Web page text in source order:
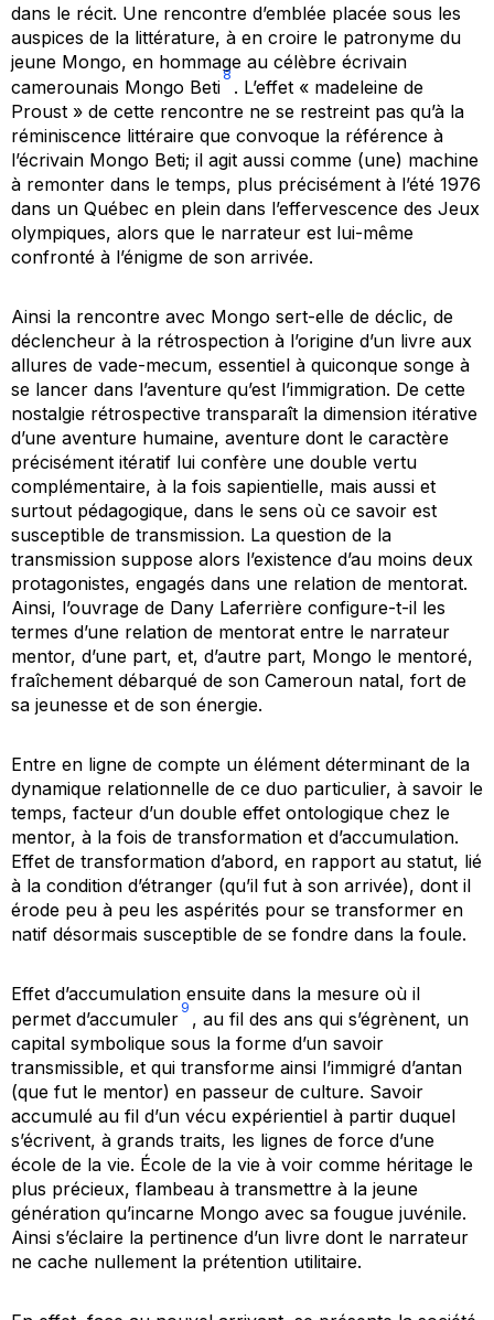
dans le récit. Une rencontre d’emblée placée sous les
auspices de la littérature, à en croire le patronyme du
jeune Mongo, en hommage au célèbre écrivain
camerounais Mongo Beti
8
. L’effet « madeleine de
Proust » de cette rencontre ne se restreint pas qu’à la
réminiscence littéraire que convoque la référence à
l’écrivain Mongo Beti; il agit aussi comme (une) machine
à remonter dans le temps, plus précisément à l’été 1976
dans un Québec en plein dans l’effervescence des Jeux
olympiques, alors que le narrateur est lui-même
confronté à l’énigme de son arrivée.
Ainsi la rencontre avec Mongo sert-elle de déclic, de
déclencheur à la rétrospection à l’origine d’un livre aux
allures de vade-mecum, essentiel à quiconque songe à
se lancer dans l’aventure qu’est l’immigration. De cette
nostalgie rétrospective transparaît la dimension itérative
d’une aventure humaine, aventure dont le caractère
précisément itératif lui confère une double vertu
complémentaire, à la fois sapientielle, mais aussi et
surtout pédagogique, dans le sens où ce savoir est
susceptible de transmission. La question de la
transmission suppose alors l’existence d’au moins deux
protagonistes, engagés dans une relation de mentorat.
Ainsi, l’ouvrage de Dany Laferrière configure-t-il les
termes d’une relation de mentorat entre le narrateur
mentor, d’une part, et, d’autre part, Mongo le mentoré,
fraîchement débarqué de son Cameroun natal, fort de
sa jeunesse et de son énergie.
Entre en ligne de compte un élément déterminant de la
dynamique relationnelle de ce duo particulier, à savoir le
temps, facteur d’un double effet ontologique chez le
mentor, à la fois de transformation et d’accumulation.
Effet de transformation d’abord, en rapport au statut, lié
à la condition d’étranger (qu’il fut à son arrivée), dont il
érode peu à peu les aspérités pour se transformer en
natif désormais susceptible de se fondre dans la foule.
Effet d’accumulation ensuite dans la mesure où il
permet d’accumuler
9
, au fil des ans qui s’égrènent, un
capital symbolique sous la forme d’un savoir
transmissible, et qui transforme ainsi l’immigré d’antan
(que fut le mentor) en passeur de culture. Savoir
accumulé au fil d’un vécu expérientiel à partir duquel
s’écrivent, à grands traits, les lignes de force d’une
école de la vie. École de la vie à voir comme héritage le
plus précieux, flambeau à transmettre à la jeune
génération qu’incarne Mongo avec sa fougue juvénile.
Ainsi s’éclaire la pertinence d’un livre dont le narrateur
ne cache nullement la prétention utilitaire.